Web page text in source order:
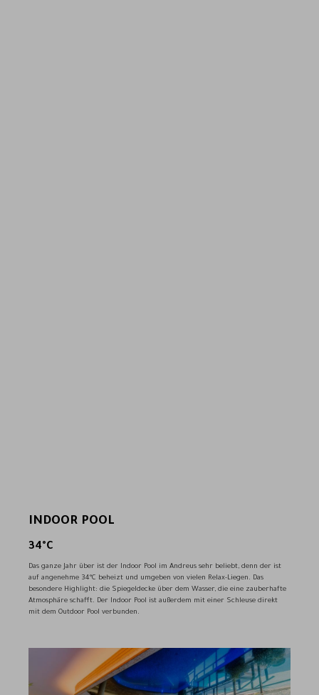
INDOOR POOL
34°C
Das ganze Jahr über ist der Indoor Pool im Andreus sehr beliebt, denn der ist
auf angenehme 34°C beheizt und umgeben von vielen Relax-Liegen. Das
besondere Highlight: die Spiegeldecke über dem Wasser, die eine zauberhafte
Atmosphäre schafft. Der Indoor Pool ist außerdem mit einer Schleuse direkt
mit dem Outdoor Pool verbunden.